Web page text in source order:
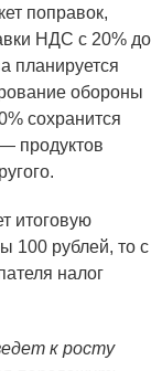
поправок,
НДС с 20% до
планируется
обороны
сохранится
продуктов
итоговую
100 рублей, то с
налог
к росту